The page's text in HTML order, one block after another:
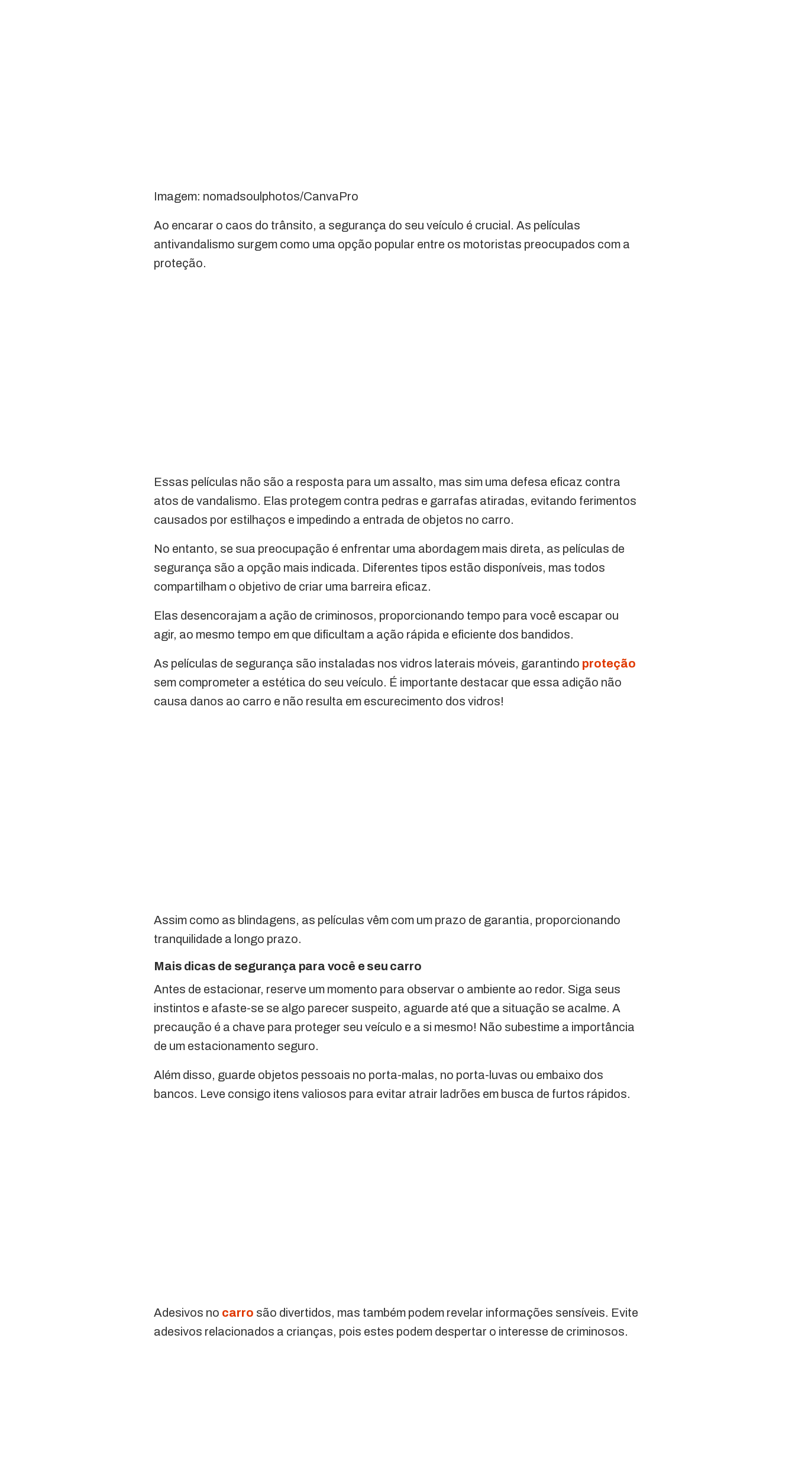
Imagem: nomadsoulphotos/CanvaPro
Ao encarar o caos do trânsito, a segurança do seu veículo é crucial. As películas
antivandalismo surgem como uma opção popular entre os motoristas preocupados com a
proteção.
Essas películas não são a resposta para um assalto, mas sim uma defesa eficaz contra
atos de vandalismo. Elas protegem contra pedras e garrafas atiradas, evitando ferimentos
causados por estilhaços e impedindo a entrada de objetos no carro.
No entanto, se sua preocupação é enfrentar uma abordagem mais direta, as películas de
segurança são a opção mais indicada. Diferentes tipos estão disponíveis, mas todos
compartilham o objetivo de criar uma barreira eficaz.
Elas desencorajam a ação de criminosos, proporcionando tempo para você escapar ou
agir, ao mesmo tempo em que dificultam a ação rápida e eficiente dos bandidos.
As películas de segurança são instaladas nos vidros laterais móveis, garantindo proteção
sem comprometer a estética do seu veículo. É importante destacar que essa adição não
causa danos ao carro e não resulta em escurecimento dos vidros!
Assim como as blindagens, as películas vêm com um prazo de garantia, proporcionando
tranquilidade a longo prazo.
Mais dicas de segurança para você e seu carro
Antes de estacionar, reserve um momento para observar o ambiente ao redor. Siga seus
instintos e afaste-se se algo parecer suspeito, aguarde até que a situação se acalme. A
precaução é a chave para proteger seu veículo e a si mesmo! Não subestime a importância
de um estacionamento seguro.
Além disso, guarde objetos pessoais no porta-malas, no porta-luvas ou embaixo dos
bancos. Leve consigo itens valiosos para evitar atrair ladrões em busca de furtos rápidos.
Adesivos no carro são divertidos, mas também podem revelar informações sensíveis. Evite
adesivos relacionados a crianças, pois estes podem despertar o interesse de criminosos.